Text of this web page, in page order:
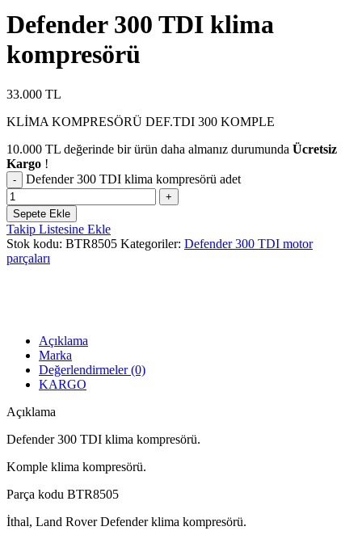
Defender 300 TDI klima
kompresörü
33.000 TL
KLİMA KOMPRESÖRÜ DEF.TDI 300 KOMPLE
10.000 TL değerinde bir ürün daha almanız durumunda Ücretsiz
Kargo !
Defender 300 TDI klima kompresörü adet
Sepete Ekle
Takip Listesine Ekle
Stok kodu: BTR8505 Kategoriler: Defender 300 TDI motor
parçaları
Açıklama
Marka
Değerlendirmeler (0)
KARGO
Açıklama
Defender 300 TDI klima kompresörü.
Komple klima kompresörü.
Parça kodu BTR8505
İthal, Land Rover Defender klima kompresörü.